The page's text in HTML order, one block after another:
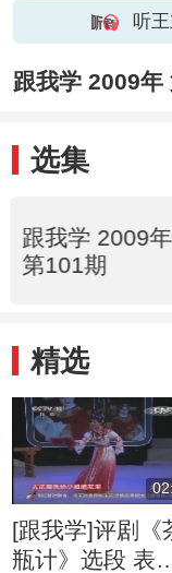
听
跟我学 2009年
选集
跟我学 2009年
第101期
精选
[跟我学]评剧《
瓶计》选段 表